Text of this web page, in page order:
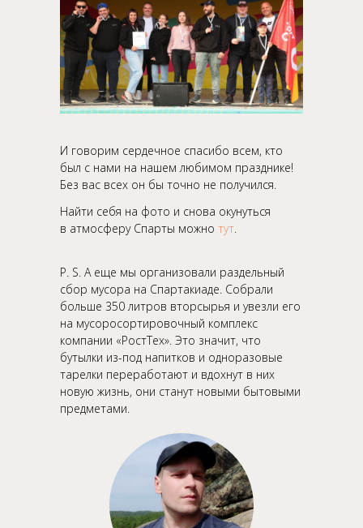
Найти себя на фото и снова окунуться
в атмосферу Спарты можно тут.
И говорим сердечное спасибо всем, кто
был с нами на нашем любимом празднике!
Без вас всех он бы точно не получился.
P. S. А еще мы организовали раздельный
сбор мусора на Спартакиаде. Собрали
больше 350 литров вторсырья и увезли его
на мусоросортировочный комплекс
компании «РостТех». Это значит, что
бутылки из-под напитков и одноразовые
тарелки переработают и вдохнут в них
новую жизнь, они станут новыми бытовыми
предметами.